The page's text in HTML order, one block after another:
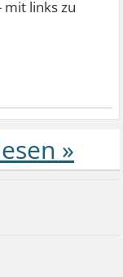
links zu